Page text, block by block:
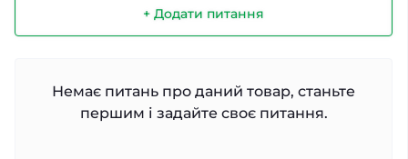
+ Додати питання
Немає питань про даний товар, станьте
першим і задайте своє питання.